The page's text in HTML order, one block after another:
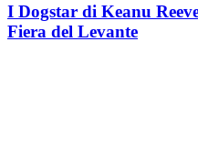
I Dogstar di Keanu
Fiera del Levante